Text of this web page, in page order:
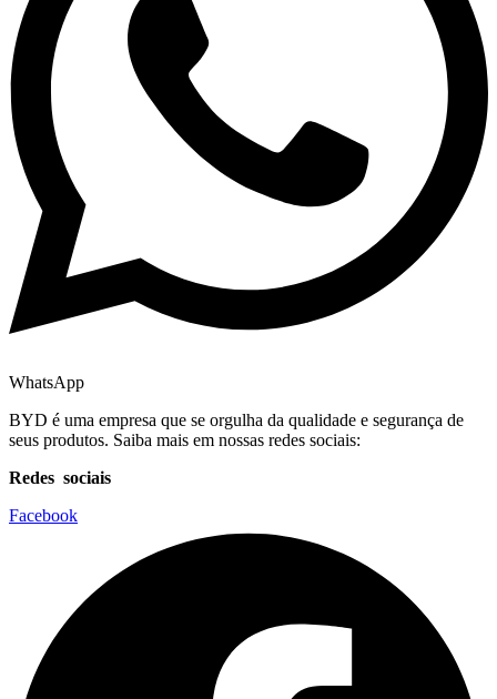
WhatsApp
BYD é uma empresa que se orgulha da qualidade e segurança de
seus produtos. Saiba mais em nossas redes sociais:
Redes sociais
Facebook